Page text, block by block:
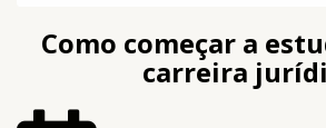
Como começar a
carreira